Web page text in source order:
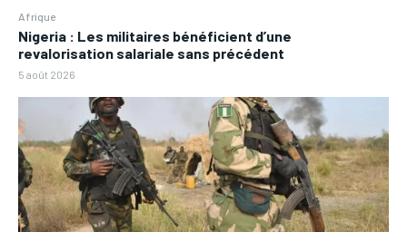
Afrique
Nigeria : Les militaires bénéficient d’une
revalorisation salariale sans précédent
5 août 2026